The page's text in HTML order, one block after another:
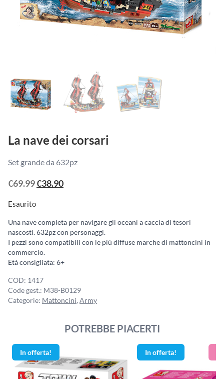
La nave dei corsari
Set grande da 632pz
€69.99Il
era:
€69.99.
€38.90Il
è:
€38.90.
Esaurito
Una nave completa per navigare gli oceani a caccia di tesori
nascosti. 632pz con personaggi.
I pezzi sono compatibili con le più diffuse marche di mattoncini in
commercio.
Età consigliata: 6+
COD: 1417
Code gest.: M38-B0129
Categorie: Mattoncini, Army
POTREBBE PIACERTI
In offerta! In offerta!